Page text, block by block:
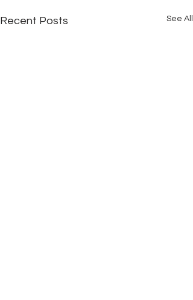
Recent Posts See All